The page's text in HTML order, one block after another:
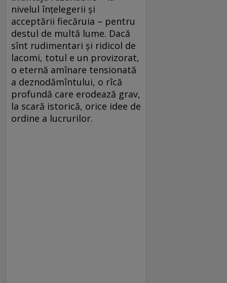
nivelul înțelegerii și
acceptării fiecăruia – pentru
destul de multă lume. Dacă
sînt rudimentari și ridicol de
lacomi, totul e un provizorat,
o eternă amînare tensionată
a deznodămîntului, o rîcă
profundă care erodează grav,
la scară istorică, orice idee de
ordine a lucrurilor.